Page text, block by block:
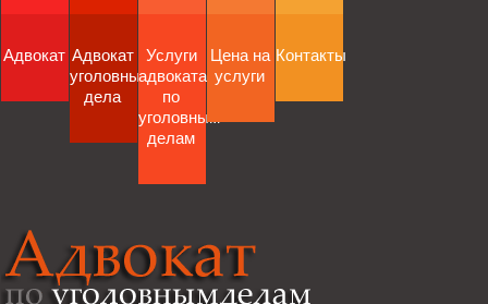
Адвокат Адвокат
уголовные
дела
Услуги
адвоката
по
уголовным
делам
Цена на
услуги
Контакты